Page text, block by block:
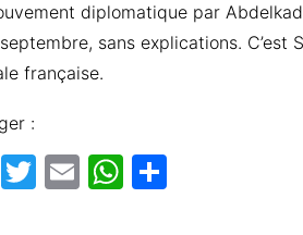
diplomatique par
sans explications.
française.
:
F
T
E
W